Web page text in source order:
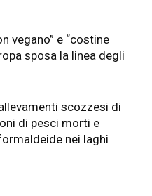
vegano” e “costine
sposa la linea degli
scozzesi di
di pesci morti e
nei laghi